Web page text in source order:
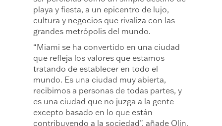
playa y fiesta, a un epicentro de lujo,
cultura y negocios que rivaliza con las
grandes metrópolis del mundo.
“Miami se ha convertido en una ciudad
que refleja los valores que estamos
tratando de establecer en todo el
mundo. Es una ciudad muy abierta,
recibimos a personas de todas partes, y
es una ciudad que no juzga a la gente
excepto basado en lo que están
contribuyendo a la sociedad”, añade Olin.